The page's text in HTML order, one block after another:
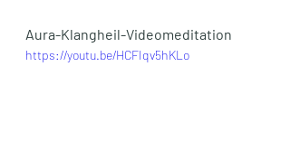
Aura-Klangheil-Videomeditation
https://youtu.be/HCFIqv5hKLo